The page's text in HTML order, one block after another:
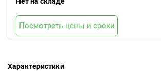
Характеристики
Посмотреть цены и сроки